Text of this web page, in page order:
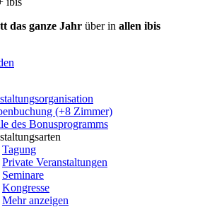
das ganze Jahr über in allen ibis
(+8 Zimmer)
des Bonusprogramms
Tagung
Private Veranstaltungen
Seminare
Kongresse
Mehr anzeigen